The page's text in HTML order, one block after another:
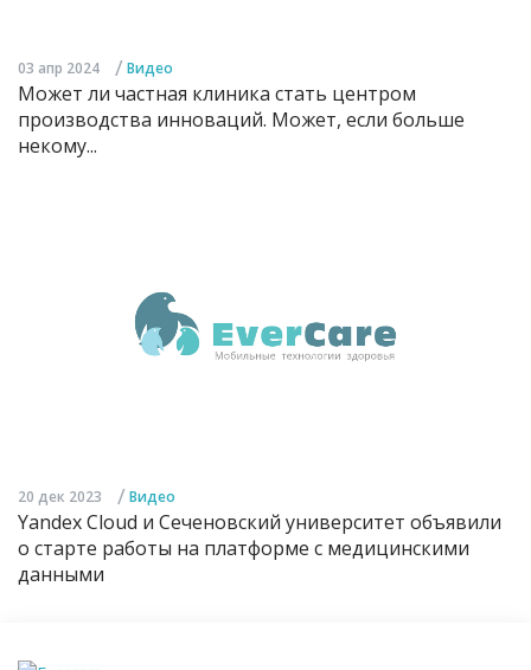
03 апр 2024 / Видео
Может ли частная клиника стать центром
производства инноваций. Может, если больше
некому...
20 дек 2023 / Видео
Yandex Cloud и Сеченовский университет объявили
о старте работы на платформе с медицинскими
данными